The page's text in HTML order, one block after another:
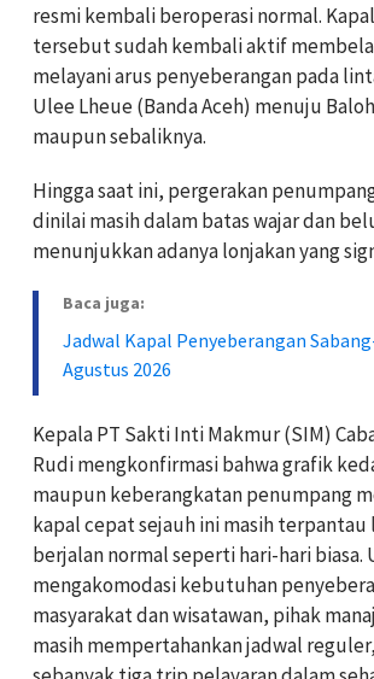
resmi kembali beroperasi normal.
tersebut sudah kembali aktif
melayani arus penyeberangan pada
Ulee Lheue (Banda Aceh) menuju
maupun sebaliknya.
Hingga saat ini, pergerakan
dinilai masih dalam batas wajar dan
menunjukkan adanya lonjakan yang
Baca juga:
Jadwal Kapal Penyeberangan
Agustus 2026
Kepala PT Sakti Inti Makmur (SIM)
Rudi mengkonfirmasi bahwa grafik
maupun keberangkatan penumpang
kapal cepat sejauh ini masih terpantau
berjalan normal seperti hari-hari biasa.
mengakomodasi kebutuhan
masyarakat dan wisatawan, pihak
masih mempertahankan jadwal